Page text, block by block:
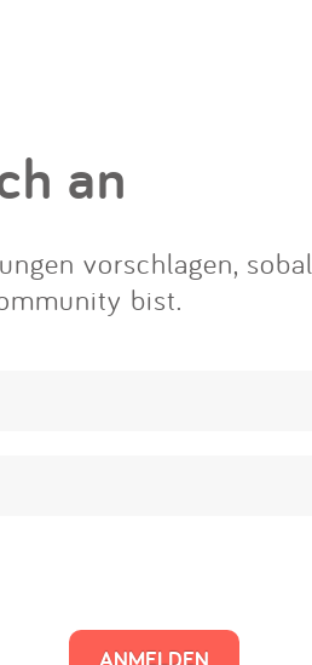
App
Anmelden
an
vorschlagen,
bist.